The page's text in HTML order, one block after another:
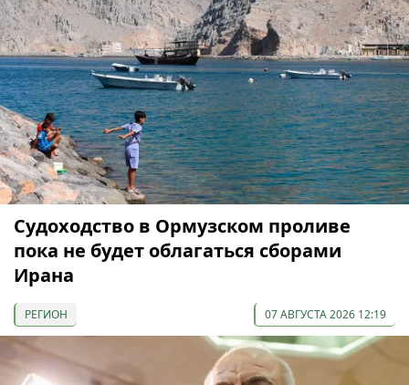
Судоходство в Ормузском проливе
пока не будет облагаться сборами
Ирана
РЕГИОН 07 АВГУСТА 2026 12:19